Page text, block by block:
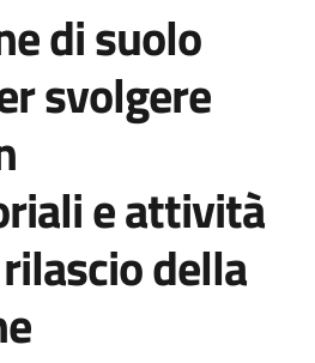
di suolo
svolgere
e attività
della